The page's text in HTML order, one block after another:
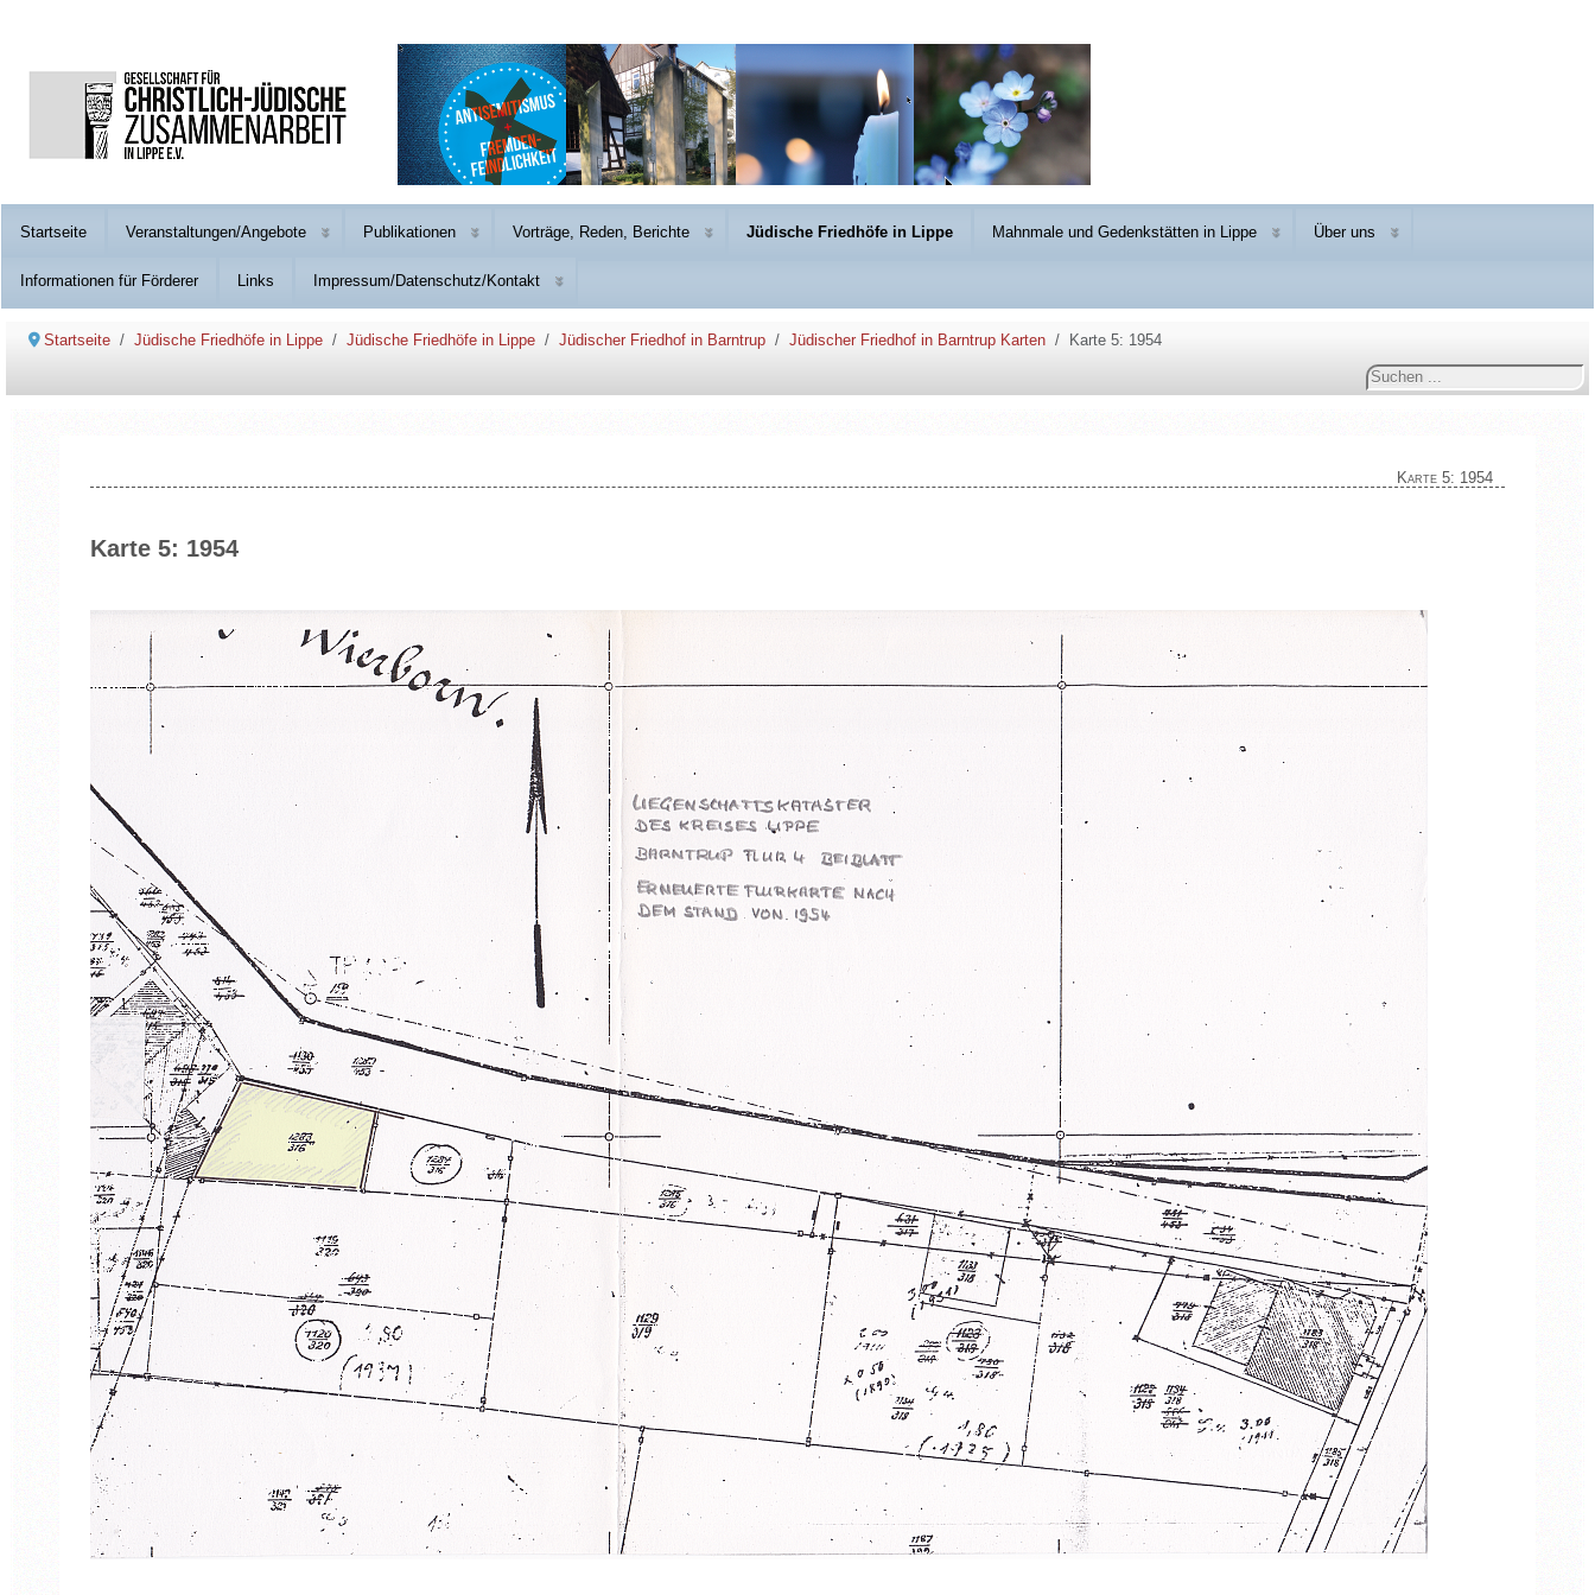
Startseite Veranstaltungen/Angebote Publikationen Vorträge, Reden, Berichte Jüdische Friedhöfe in Lippe Mahnmale und Gedenkstätten in Lippe Über uns
Informationen für Förderer Links Impressum/Datenschutz/Kontakt
Startseite Jüdische Friedhöfe in Lippe Jüdische Friedhöfe in Lippe Jüdischer Friedhof in Barntrup Jüdischer Friedhof in Barntrup Karten
Karte 5: 1954
Suchen
...
Karte 5: 1954
Karte 5: 1954